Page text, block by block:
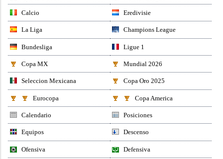
Calcio Eredivisie
La Liga Champions League
Bundesliga Ligue 1
Copa MX Mundial 2026
Seleccion Mexicana Copa Oro 2025
Eurocopa Copa America
Calendario Posiciones
Equipos Descenso
Ofensiva Defensiva